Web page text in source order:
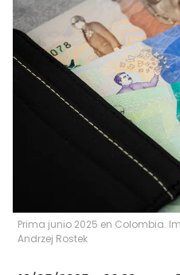
Prima junio 2025 en Colombia.
Andrzej Rostek